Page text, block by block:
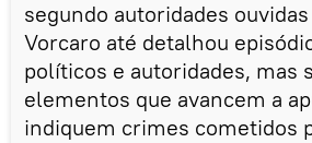
segundo autoridades
Vorcaro até detalhou
políticos e autoridades, mas
elementos que avancem a
indiquem crimes cometidos